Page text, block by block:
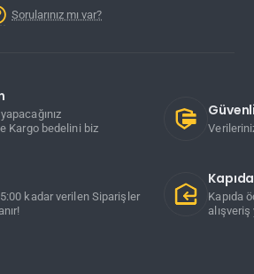
Sorularınız mı var?
Kargo bedelini biz
kadar verilen Siparişler
Kapıda